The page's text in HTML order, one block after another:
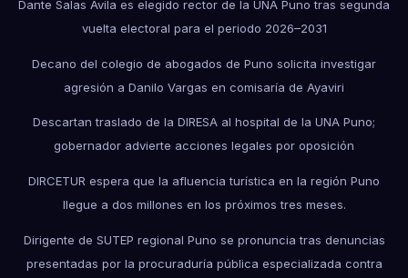
Dante Salas Ávila es elegido rector de la UNA Puno tras segunda
vuelta electoral para el periodo 2026–2031
Decano del colegio de abogados de Puno solicita investigar
agresión a Danilo Vargas en comisaría de Ayaviri
Descartan traslado de la DIRESA al hospital de la UNA Puno;
gobernador advierte acciones legales por oposición
DIRCETUR espera que la afluencia turística en la región Puno
llegue a dos millones en los próximos tres meses.
Dirigente de SUTEP regional Puno se pronuncia tras denuncias
presentadas por la procuraduría pública especializada contra